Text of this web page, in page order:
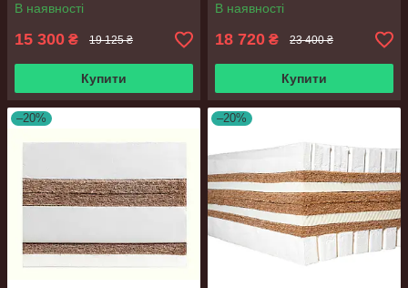
В наявності
15 300 ₴ 19 125 ₴
Купити
В наявності
18 720 ₴ 23 400 ₴
Купити
–20% –20%